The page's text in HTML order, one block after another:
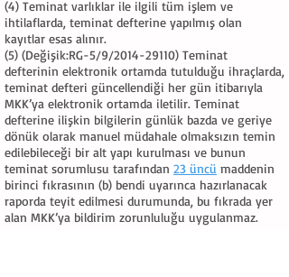
(4) Teminat varlıklar ile ilgili tüm işlem ve
ihtilaflarda, teminat defterine yapılmış olan
kayıtlar esas alınır.
(5) (Değişik:RG-5/9/2014-29110) Teminat
defterinin elektronik ortamda tutulduğu ihraçlarda,
teminat defteri güncellendiği her gün itibarıyla
MKK’ya elektronik ortamda iletilir. Teminat
defterine ilişkin bilgilerin günlük bazda ve geriye
dönük olarak manuel müdahale olmaksızın temin
edilebileceği bir alt yapı kurulması ve bunun
teminat sorumlusu tarafından 23 üncü maddenin
birinci fıkrasının (b) bendi uyarınca hazırlanacak
raporda teyit edilmesi durumunda, bu fıkrada yer
alan MKK’ya bildirim zorunluluğu uygulanmaz.